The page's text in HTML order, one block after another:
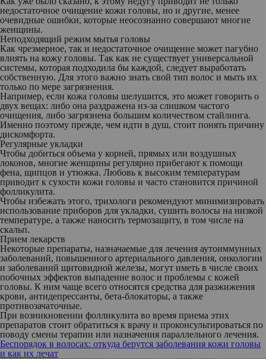
недостаточное очищение кожи головы, но и другие, менее
очевидные ошибки, которые неосознанно совершают многие
женщины.
Неподходящий режим мытья головы
Как чрезмерное, так и недостаточное очищение может пагубно
влиять на кожу головы. Так как не существует универсальной
системы, которая подходила бы каждой, следует выработать
собственную. Для этого важно знать свой тип волос и мыть их
только по мере загрязнения.
Например, если кожа головы шелушится, это может говорить о
двух вещах: либо она раздражена из-за слишком частого
очищения, либо загрязнена большим количеством стайлинга.
Именно поэтому прежде, чем идти в душ, стоит понять причину
дискомфорта.
Регулярные укладки
Чтобы добиться объема у корней, прямых или воздушных
локонов, многие женщины регулярно прибегают к помощи
фена, щипцов и утюжка. Любовь к высоким температурам
приводит к сухости кожи головы и часто становится причиной
фолликулита.
Чтобы избежать этого, трихологи рекомендуют минимизировать
использование приборов для укладки, сушить волосы на низкой
температуре, а также наносить термозащиту, в том числе на
скальп.
Прием лекарств
Некоторые препараты, назначаемые для лечения аутоиммунных
заболеваний, повышенного артериального давления, онкологии
и заболеваний щитовидной железы, могут иметь в числе своих
побочных эффектов выпадение волос и проблемы с кожей
головы. К ним чаще всего относятся средства для разжижения
крови, антидепрессанты, бета-блокаторы, а также
противозачаточные.
При возникновении фолликулита во время приема этих
препаратов стоит обратиться к врачу и проконсультироваться по
поводу смены терапии или назначения параллельного лечения.
Беспорядок в волосах: откуда берутся заболевания кожи головы
и как их лечат